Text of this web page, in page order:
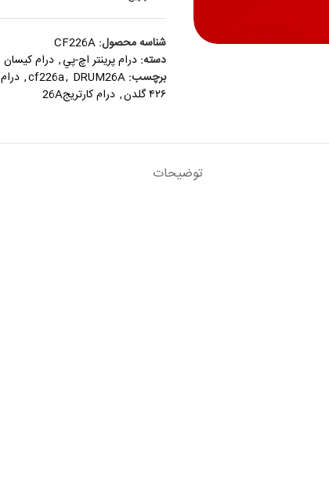
شناسه محصول: CF226A
دسته: درام پرينتر اچ-پي, درام کیسان
برچسب:
cf226a, DRUM26A
, درام 26A
۴۲۶ گلدن
, درام کارتریج26A
توضیحات